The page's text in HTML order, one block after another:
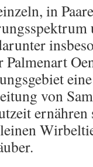
in
von